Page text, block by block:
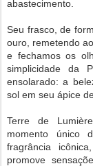
abastecimento.
Seu frasco, de
ouro, remetendo
e fechamos os
simplicidade da
ensolarado: a
sol em seu ápice
Terre de
momento único
fragrância
promove